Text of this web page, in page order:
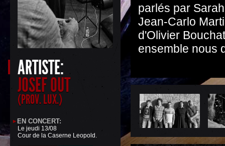
ARTISTE:
JOSEF OUT
(PROV. LUX.)
EN CONCERT:
Le jeudi 13/08
Cour de la Caserne Leopold.
parlés par
Jean-Carlo
d'Olivier
ensemble nous